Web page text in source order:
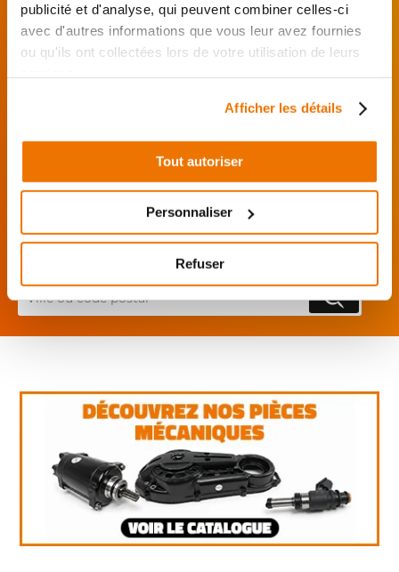
publicité et d'analyse, qui peuvent combiner celles-ci
avec d'autres informations que vous leur avez fournies
ou qu'ils ont collectées lors de votre utilisation de leurs
Afficher les détails
Tout autoriser
Personnaliser
Refuser
retrouvez notre réseau de réparateurs et de
garages partenaires.
directement auprès
du réparateur.
Mes pièces sont livrées et
montées chez le partenaire.